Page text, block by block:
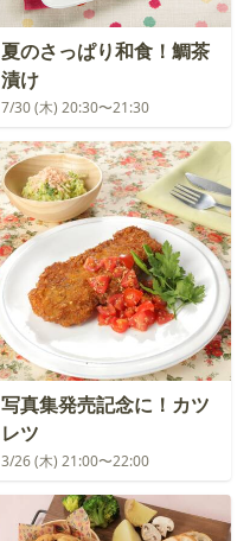
夏のさっぱり和食！鯛茶
漬け
7/30 (木) 20:30〜21:30
写真集発売記念に！カツ
レツ
3/26 (木) 21:00〜22:00